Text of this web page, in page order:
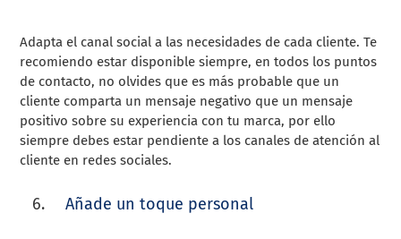
Adapta el canal social a las necesidades de cada cliente. Te
recomiendo estar disponible siempre, en todos los puntos
de contacto, no olvides que es más probable que un
cliente comparta un mensaje negativo que un mensaje
positivo sobre su experiencia con tu marca, por ello
siempre debes estar pendiente a los canales de atención al
cliente en redes sociales.
Añade un toque personal